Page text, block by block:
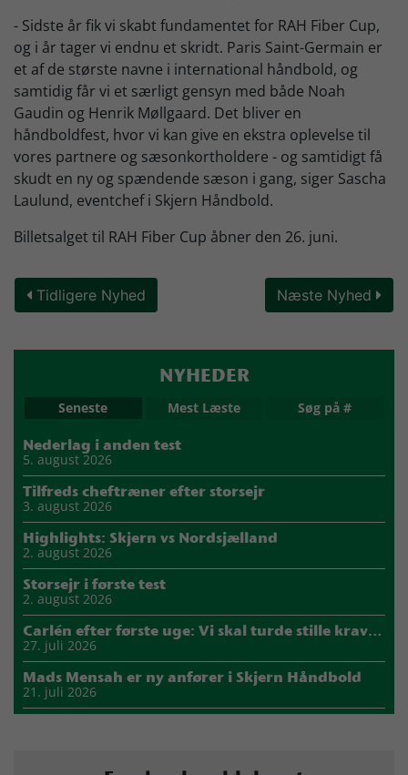
- Sidste år fik vi skabt fundamentet for RAH Fiber Cup,
og i år tager vi endnu et skridt. Paris Saint-Germain er
et af de største navne i international håndbold, og
samtidig får vi et særligt gensyn med både Noah
Gaudin og Henrik Møllgaard. Det bliver en
håndboldfest, hvor vi kan give en ekstra oplevelse til
vores partnere og sæsonkortholdere - og samtidigt få
skudt en ny og spændende sæson i gang, siger Sascha
Laulund, eventchef i Skjern Håndbold.
Billetsalget til RAH Fiber Cup åbner den 26. juni.
Tidligere Nyhed Næste Nyhed
NYHEDER
Seneste Mest Læste Søg på #
Nederlag i anden test
5. august 2026
Tilfreds cheftræner efter storsejr
3. august 2026
Highlights: Skjern vs Nordsjælland
2. august 2026
Storsejr i første test
2. august 2026
Carlén efter første uge: Vi skal turde stille krav til hinanden
27. juli 2026
Mads Mensah er ny anfører i Skjern Håndbold
21. juli 2026
Marius Nørsøller udlejes til HØJ Elite